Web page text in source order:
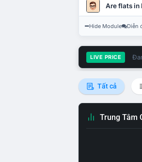
Are flats in
Hide Module Diễn
LIVE PRICE
Tất cả
Trung Tâm